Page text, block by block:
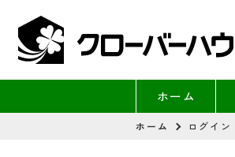
ホーム
ホーム ログイン